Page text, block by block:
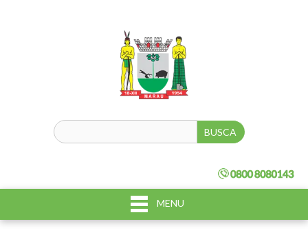
MENU